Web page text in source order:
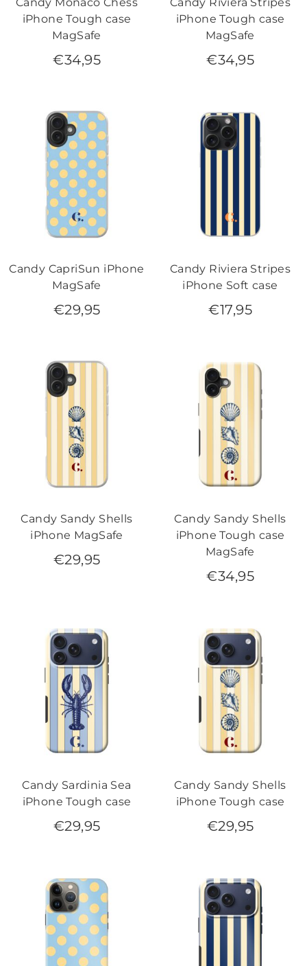
iPhone Tough case
MagSafe
€34,95
iPhone Tough case
MagSafe
€34,95
Candy CapriSun iPhone
MagSafe
€29,95
Candy Riviera Stripes
iPhone Soft case
€17,95
Candy Sandy Shells
iPhone MagSafe
€29,95
Candy Sandy Shells
iPhone Tough case
MagSafe
€34,95
Candy Sardinia Sea
iPhone Tough case
€29,95
Candy Sandy Shells
iPhone Tough case
€29,95